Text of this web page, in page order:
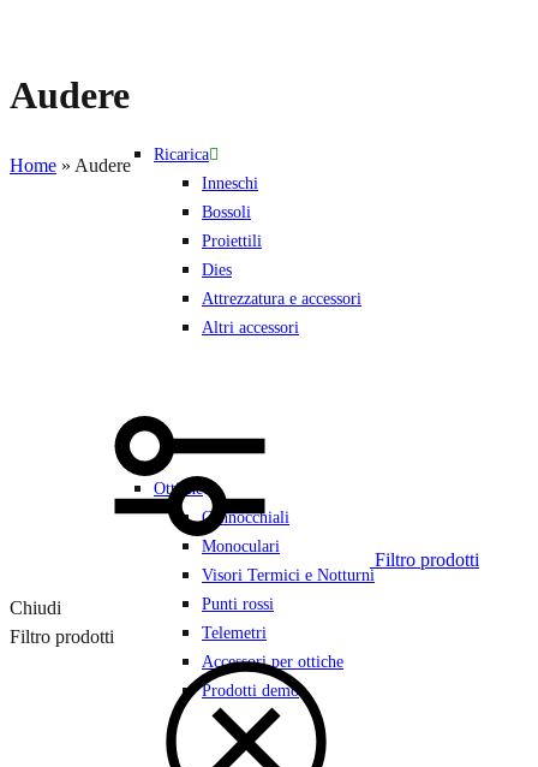
Ricarica
Inneschi
Bossoli
Proiettili
Dies
Attrezzatura e accessori
Altri accessori
Ottiche
Cannocchiali
Monoculari
Visori Termici e Notturni
Punti rossi
Telemetri
Accessori per ottiche
Prodotti demo
Audere
Home » Audere
Filtro prodotti
Chiudi
Filtro prodotti